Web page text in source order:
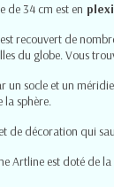
de 34 cm est en
recouvert de
du globe. Vous
un socle et un
la sphère.
de décoration qui
Artline est doté de